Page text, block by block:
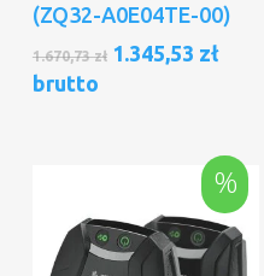
(ZQ32-A0E04TE-00)
1.670,73zł Pierwotna
1.345,53 zł
brutto
%